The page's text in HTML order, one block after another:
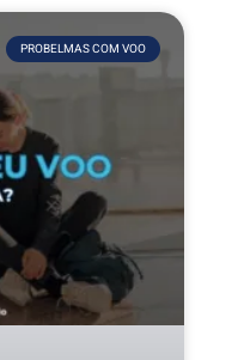
PROBELMAS COM VOO